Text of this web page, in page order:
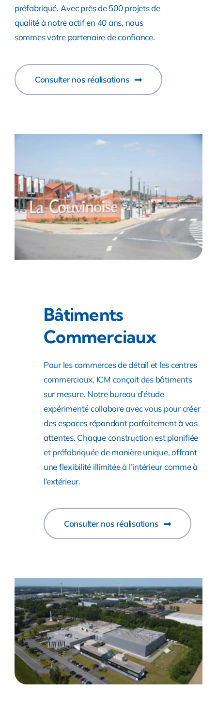
préfabriqué. Avec près de 500 projets de
qualité à notre actif en 40 ans, nous
sommes votre partenaire de confiance.
Consulter nos réalisations
Bâtiments
Commerciaux
Pour les commerces de détail et les centres
commerciaux, ICM conçoit des bâtiments
sur mesure. Notre bureau d’étude
expérimenté collabore avec vous pour créer
des espaces répondant parfaitement à vos
attentes. Chaque construction est planifiée
et préfabriquée de manière unique, offrant
une flexibilité illimitée à l’intérieur comme à
l’extérieur.
Consulter nos réalisations